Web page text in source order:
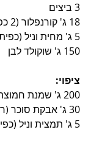
3 ביצים
18 ג' קורנפלור (2 כפות)
5 ג' מחית וניל (כפית)
150 ג' שוקולד לבן
ציפוי:
200 ג' שמנת חמוצה (גביע)
30 ג' אבקת סוכר (רבע כוס)
5 ג' תמצית וניל (כפית)